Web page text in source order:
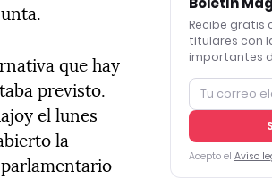
que hay
previsto.
el lunes
la
Recibe gratis
titulares con
importantes
Acepto el Aviso